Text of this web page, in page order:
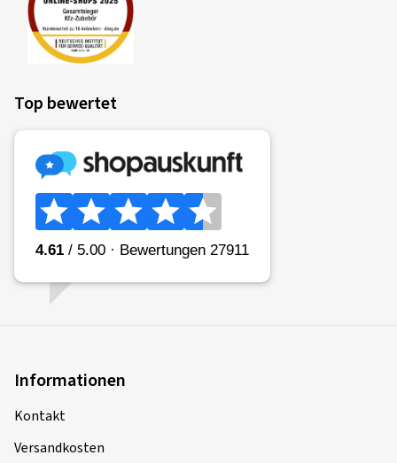
Top bewertet
Informationen
Kontakt
Versandkosten